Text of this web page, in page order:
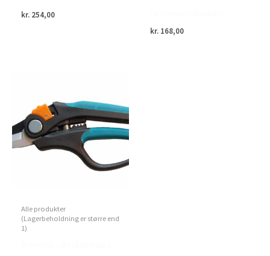
kr. 254,00
kr. 168,00
Alle produkter
(Lagerbeholdning er større end
1)